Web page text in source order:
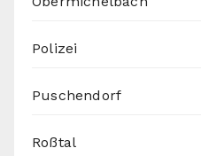
Polizei
Puschendorf
Roßtal